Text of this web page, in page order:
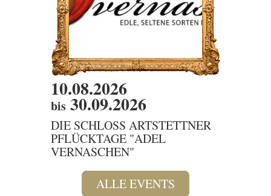
10.08.2026
bis 30.09.2026
DIE SCHLOSS ARTSTETTNER
PFLÜCKTAGE "ADEL
VERNASCHEN"
ALLE EVENTS